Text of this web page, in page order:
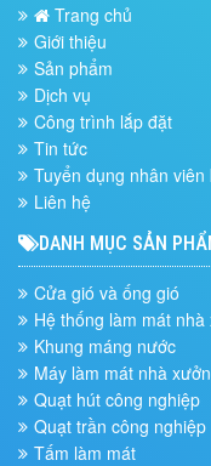
Trang chủ
Giới thiệu
Sản phẩm
Dịch vụ
Công trình lắp đặt
Tin tức
Tuyển dụng nhân
Liên hệ
DANH MỤC SẢN
Cửa gió và ống gió
Hệ thống làm mát nhà
Khung máng nước
Máy làm mát nhà
Quạt hút công nghiệp
Quạt trần công nghiệp
Tấm làm mát